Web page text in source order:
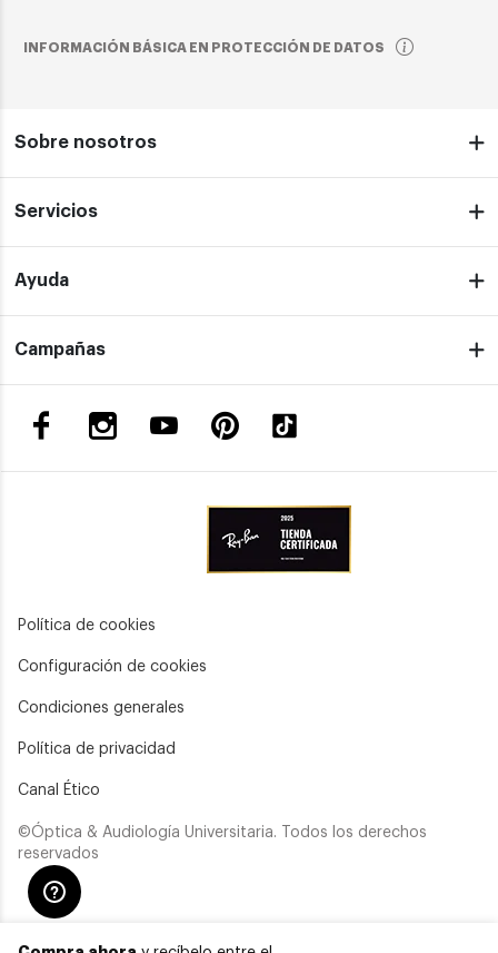
INFORMACIÓN BÁSICA EN PROTECCIÓN DE DATOS
Sobre nosotros
Servicios
Ayuda
Campañas
Política de cookies
Configuración de cookies
Condiciones generales
Política de privacidad
Canal Ético
©Óptica & Audiología Universitaria. Todos los derechos
reservados